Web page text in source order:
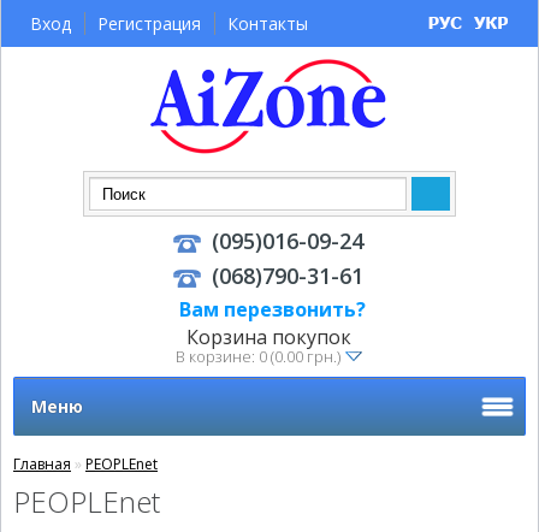
Корзина покупок
В корзине: 0 (0.00 грн.)
(095)016-09-24
(068)790-31-61
Вам перезвонить?
Вход Регистрация Контакты
Меню
Главная » PEOPLEnet
PEOPLEnet